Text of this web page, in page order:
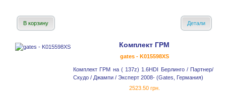
В корзину Детали
Комплект ГРМ
gates - K015598XS
Комплект ГРМ на ( 137z) 1.6HDI Берлинго / Партнер/
Скудо / Джампи / Эксперт 2008- (Gates, Германия)
2523.50 грн.